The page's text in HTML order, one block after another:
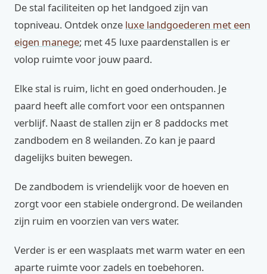
De stal faciliteiten op het landgoed zijn van
topniveau. Ontdek onze luxe landgoederen met een
eigen manege; met 45 luxe paardenstallen is er
volop ruimte voor jouw paard.
Elke stal is ruim, licht en goed onderhouden. Je
paard heeft alle comfort voor een ontspannen
verblijf. Naast de stallen zijn er 8 paddocks met
zandbodem en 8 weilanden. Zo kan je paard
dagelijks buiten bewegen.
De zandbodem is vriendelijk voor de hoeven en
zorgt voor een stabiele ondergrond. De weilanden
zijn ruim en voorzien van vers water.
Verder is er een wasplaats met warm water en een
aparte ruimte voor zadels en toebehoren.